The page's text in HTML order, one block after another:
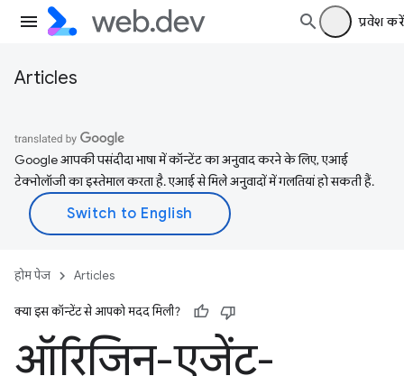
प्रवेश करें
Articles
Google आपकी पसंदीदा भाषा में कॉन्टेंट का अनुवाद करने के लिए, एआई
टेक्नोलॉजी का इस्तेमाल करता है. एआई से मिले अनुवादों में गलतियां हो सकती हैं.
होम पेज Articles
क्या इस कॉन्टेंट से आपको मदद मिली?
ऑरिजिन-एजेंट-